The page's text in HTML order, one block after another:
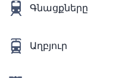
Գնացքները
Աղբյուր